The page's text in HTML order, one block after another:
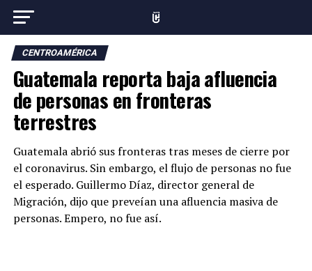
CENTROAMÉRICA
Guatemala reporta baja afluencia
de personas en fronteras
terrestres
Guatemala abrió sus fronteras tras meses de cierre por
el coronavirus. Sin embargo, el flujo de personas no fue
el esperado. Guillermo Díaz, director general de
Migración, dijo que preveían una afluencia masiva de
personas. Empero, no fue así.